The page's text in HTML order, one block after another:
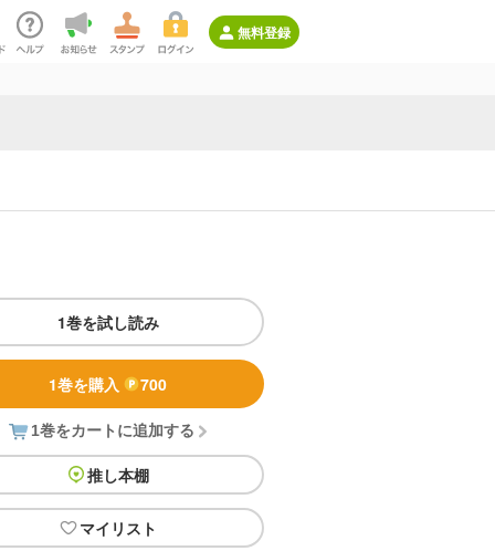
無料登録
1巻を試し読み
1巻を購入 700
1巻をカートに追加する
推し本棚
マイリスト